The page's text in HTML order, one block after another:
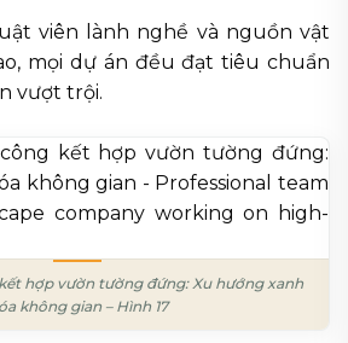
viên lành nghề và nguồn vật
mọi dự án đều đạt tiêu chuẩn
vượt trội.
hợp vườn tường đứng: Xu hướng xanh
không gian – Hình 17